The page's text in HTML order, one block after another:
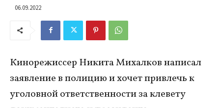
06.09.2022
Кинорежиссер Никита Михалков написал
заявление в полицию и хочет привлечь к
уголовной ответственности за клевету